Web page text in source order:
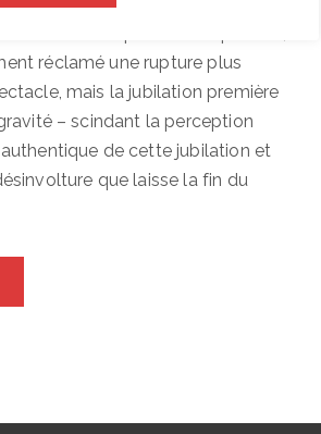
réclamé une rupture plus
mais la jubilation première
– scindant la perception
de cette jubilation et
que laisse la fin du